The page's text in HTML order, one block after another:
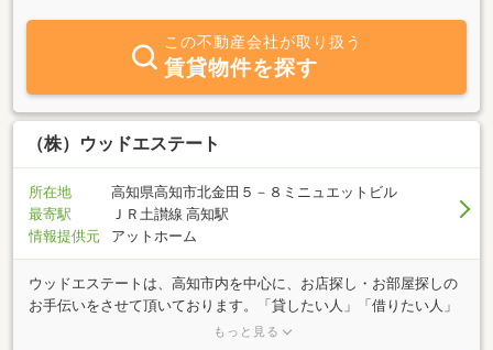
い。またあらかじめご連絡を頂ければ営業時間外でもご対応いたし
ますので、まずは何でもお気軽にご相談下さい。
この不動産会社が取り扱う
賃貸物件を探す
（株）ウッドエステート
所在地
高知県高知市北金田５－８ミニュエットビル
最寄駅
ＪＲ土讃線 高知駅
情報提供元
アットホーム
ウッドエステートは、高知市内を中心に、お店探し・お部屋探しの
お手伝いをさせて頂いております。「貸したい人」「借りたい人」
のハートを大切にし、豊富な情報量とネットワークを生かして、お
もっと見る